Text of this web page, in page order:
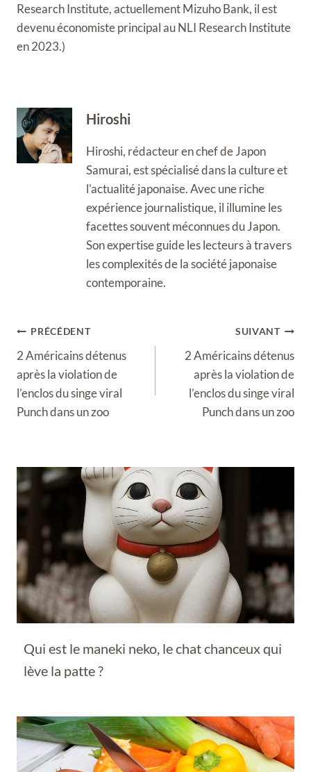
Research Institute, actuellement Mizuho Bank, il est
devenu économiste principal au NLI Research Institute
en 2023.)
Hiroshi
Hiroshi, rédacteur en chef de Japon
Samurai, est spécialisé dans la culture et
l'actualité japonaise. Avec une riche
expérience journalistique, il illumine les
facettes souvent méconnues du Japon.
Son expertise guide les lecteurs à travers
les complexités de la société japonaise
contemporaine.
Navigation
de
l’article
PRÉCÉDENT
2 Américains détenus
après la violation de
l’enclos du singe viral
Punch dans un zoo
SUIVANT
2 Américains détenus
après la violation de
l’enclos du singe viral
Punch dans un zoo
Qui est le maneki neko, le chat chanceux qui
lève la patte ?